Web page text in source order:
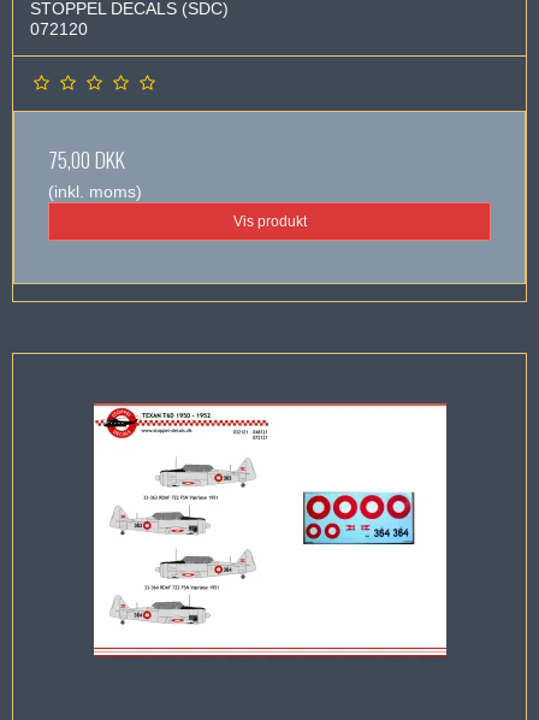
STOPPEL DECALS (SDC)
072120
75,00 DKK
(inkl. moms)
Vis produkt